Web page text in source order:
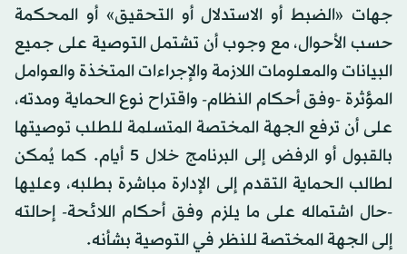
جهات «الضبط أو الاستدلال أو التحقيق» أو المحكمة
حسب الأحوال، مع وجوب أن تشتمل التوصية على جميع
البيانات والمعلومات اللازمة والإجراءات المتخذة والعوامل
المؤثرة -وفق أحكام النظام- واقتراح نوع الحماية ومدته،
على أن ترفع الجهة المختصة المتسلمة للطلب توصيتها
بالقبول أو الرفض إلى البرنامج خلال 5 أيام. كما يُمكن
لطالب الحماية التقدم إلى الإدارة مباشرة بطلبه، وعليها
-حال اشتماله على ما يلزم وفق أحكام اللائحة- إحالته
إلى الجهة المختصة للنظر في التوصية بشأنه.